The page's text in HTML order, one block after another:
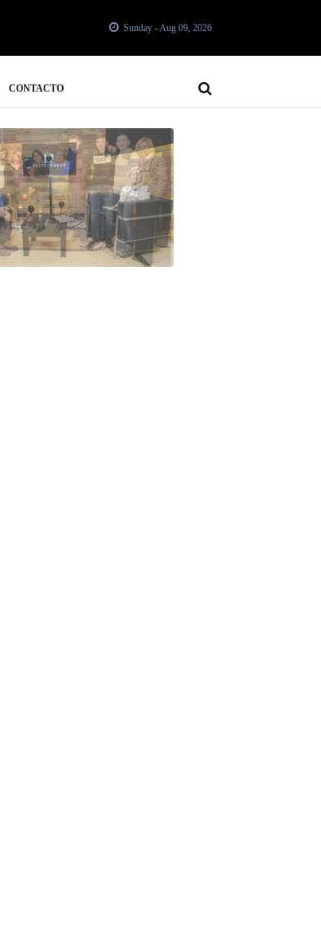
Sunday - Aug 09, 2026
CONTACTO